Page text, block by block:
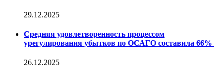
29.12.2025
Средняя удовлетворенность процессом
урегулирования убытков по ОСАГО составила 66%
26.12.2025